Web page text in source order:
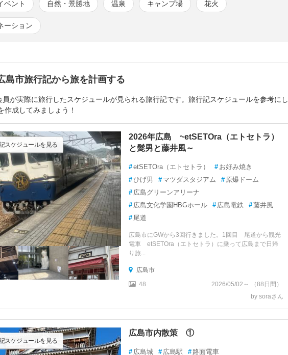
ベント 自然・景勝地 温泉 キャンプ場 花火
ーション
島市旅行記から旅を計画する
員が実際に旅行したスケジュールが見られる旅行記です。旅行記スケジュールを参考にし
作成してみましょう！
スケジュールを見る
2026年広島 ~etSETOra（エトセトラ）
と髭男と藤井風～
#etSETOra（エトセトラ） # お好み焼き
#ひげ男 # マツダスタジアム # 原爆ドーム
# 広島グリーンアリーナ
# 広島文化学園HBGホール # 広島電鉄 #藤井風
# 尾道
広島市にGWから3回行きました。1回目 尾道から観光
電車 etSETOra（エトセトラ）に乗って広島まで日帰
り旅...
広島市
48
2026/05/02～ （88日間）
by soraさん
スケジュールを見る
広島市内散策 ①
# 広島城 # 広島駅 # 路面電車